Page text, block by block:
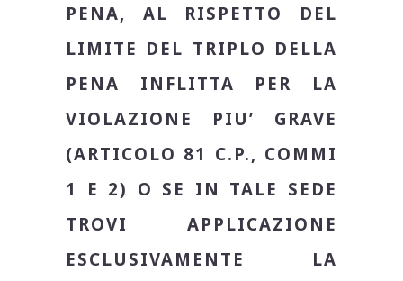
PENA, AL RISPETTO DEL
LIMITE DEL TRIPLO DELLA
PENA INFLITTA PER LA
VIOLAZIONE PIU’ GRAVE
(ARTICOLO 81 C.P., COMMI
1 E 2) O SE IN TALE SEDE
TROVI APPLICAZIONE
ESCLUSIVAMENTE LA